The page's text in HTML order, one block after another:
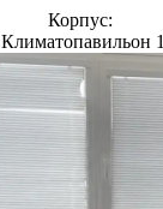
Корпус:
Климатопавильон 1